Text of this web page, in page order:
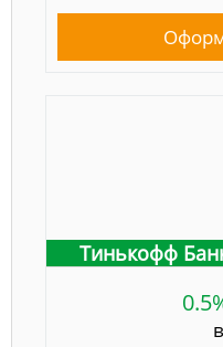
Тинькофф